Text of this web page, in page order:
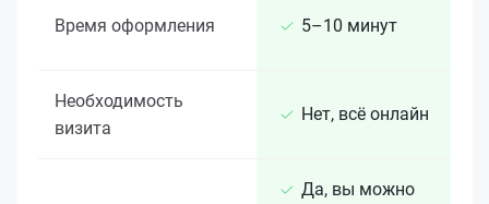
Время оформления 5–10 минут
Необходимость
визита
Нет, всё онлайн
Да, вы можно